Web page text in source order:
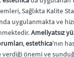
Sağlıkta Kalite
uygulanmakta ve
Ameliyatsız
,estethica'nın
önemi ve